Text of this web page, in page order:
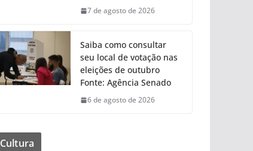
7 de agosto de 2026
Saiba como consultar
seu local de votação nas
eleições de outubro
Fonte: Agência Senado
6 de agosto de 2026
Cultura